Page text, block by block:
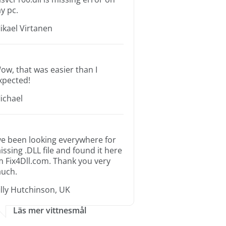
pc.
Virtanen
that was easier than I
been looking everywhere for
.DLL file and found it here
Fix4Dll.com. Thank you very
Hutchinson, UK
Läs mer vittnesmål